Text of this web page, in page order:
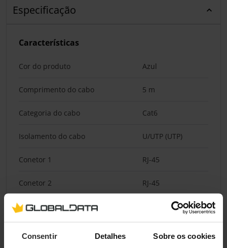
Consentir Detalhes Sobre os cookies
Especificação
Características
Cor do produto Azul
Comprimento do cabo 5 m
Categoria do cabo Cat6
Isolamento do cabo U/UTP (UTP)
Conetor 1 RJ-45
Conetor 2 RJ-45
Género do conetor 1